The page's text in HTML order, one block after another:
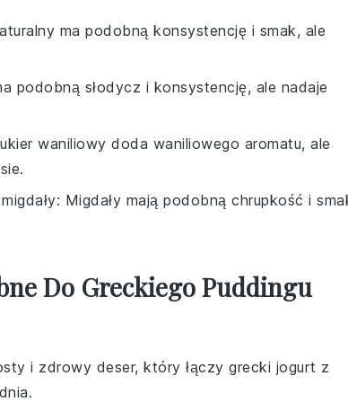
ma podobną konsystencję i smak, ale
podobną słodycz i konsystencję, ale nadaje
waniliowy doda waniliowego aromatu, ale
: Migdały mają podobną chrupkość i
Do Greckiego Puddingu
i zdrowy deser, który łączy grecki jogurt z